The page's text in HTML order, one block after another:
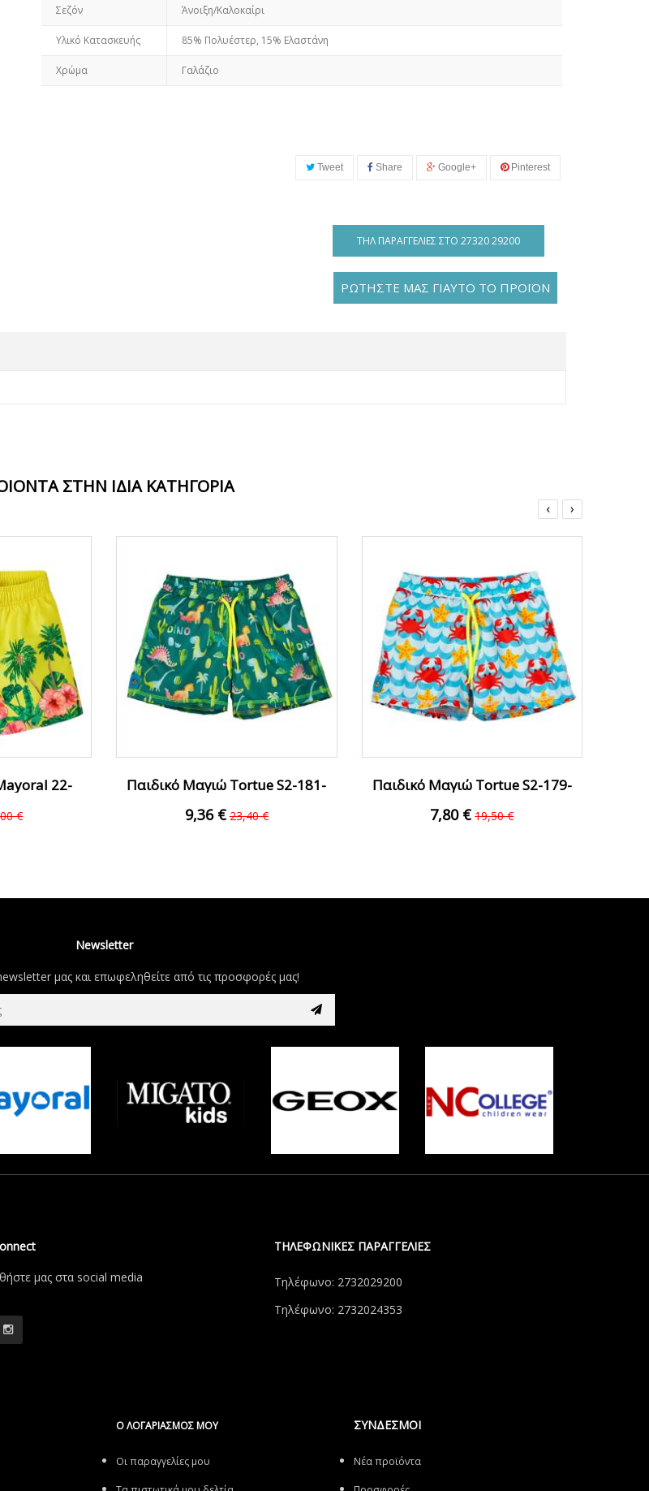
Σεζόν Άνοιξη/Καλοκαίρι
Υλικό Κατασκευής 85% Πολυέστερ, 15% Ελαστάνη
Χρώμα Γαλάζιο
Tweet Share Google+ Pinterest
ΤΗΛ ΠΑΡΑΓΓΕΛΊΕΣ ΣΤΟ 27320 29200
ΡΩΤΗΣΤΕ ΜΑΣ ΓΙΑΥΤΟ ΤΟ ΠΡΟΪΟΝ
ΣΤΗΝ ΙΔΙΑ ΚΑΤΗΓΟΡΙΑ
‹ ›
22-
€
Παιδικό Μαγιώ Tortue S2-181-
9,36 € 23,40 €
Παιδικό Μαγιώ Tortue S2-179-
7,80 € 19,50 €
Newsletter
μας και επωφεληθείτε από τις προσφορές μας!
μας στα social media
ΤΗΛΕΦΩΝΙΚΕΣ ΠΑΡΑΓΓΕΛΙΕΣ
Τηλέφωνο: 2732029200
Τηλέφωνο: 2732024353
Ο ΛΟΓΑΡΙΑΣΜΌΣ ΜΟΥ
Οι παραγγελίες μου
ΣΥΝΔΕΣΜΟΙ
Νέα προϊόντα